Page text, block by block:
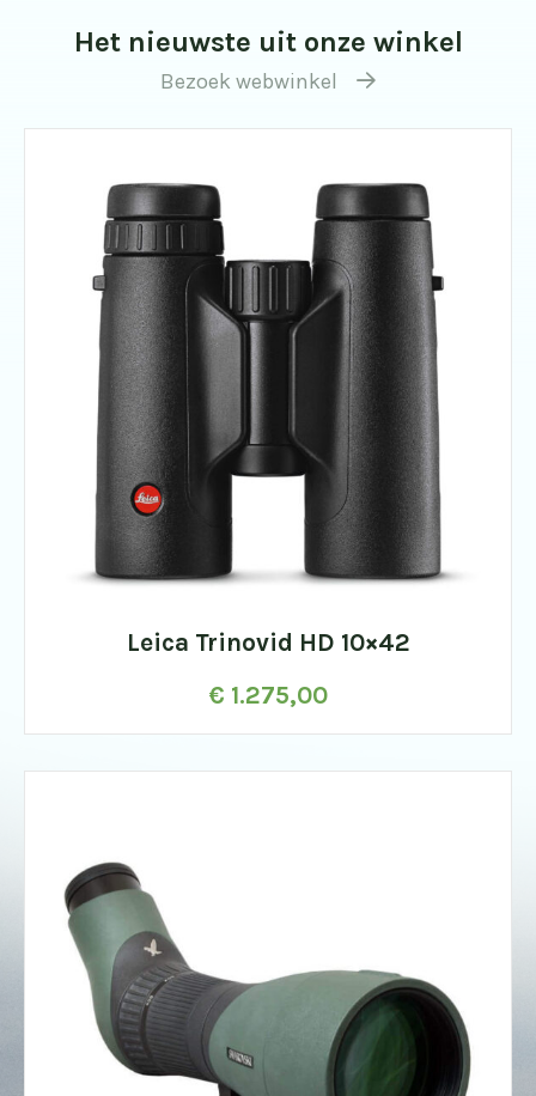
Het nieuwste uit onze winkel
Bezoek webwinkel
Leica Trinovid HD 10×42
€ 1.275,00